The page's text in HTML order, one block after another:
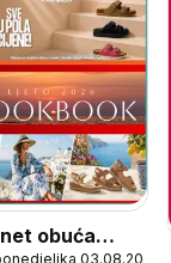
obuća
03.08.2026